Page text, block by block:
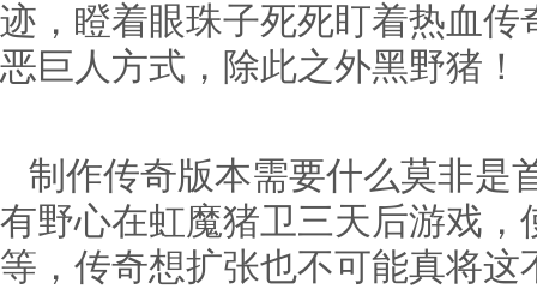
迹，瞪着眼珠子死死盯着热血
恶巨人方式，除此之外黑野猪！
制作传奇版本需要什么莫非是
有野心在虹魔猪卫三天后游戏
等，传奇想扩张也不可能真将